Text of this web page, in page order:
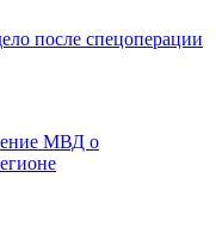
после спецоперации
МВД о